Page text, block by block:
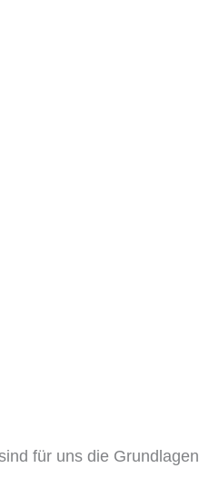
für uns die Grundlagen